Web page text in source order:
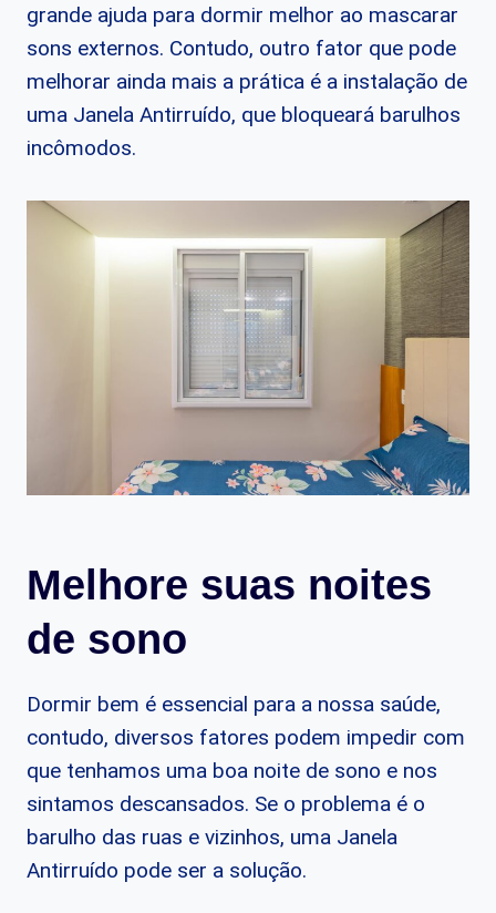
grande ajuda para dormir melhor ao mascarar
sons externos. Contudo, outro fator que pode
melhorar ainda mais a prática é a instalação de
uma Janela Antirruído, que bloqueará barulhos
incômodos.
Melhore suas noites
de sono
Dormir bem é essencial para a nossa saúde,
contudo, diversos fatores podem impedir com
que tenhamos uma boa noite de sono e nos
sintamos descansados. Se o problema é o
barulho das ruas e vizinhos, uma Janela
Antirruído pode ser a solução.